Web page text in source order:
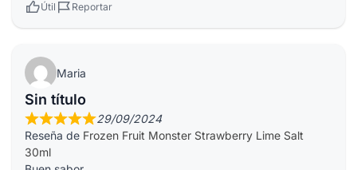
Útil Reportar
Maria
Sin título
29/09/2024
Reseña de Frozen Fruit Monster Strawberry Lime Salt
30ml